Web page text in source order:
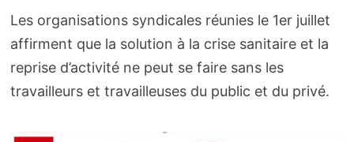
Les organisations syndicales réunies le 1er juillet
affirment que la solution à la crise sanitaire et la
reprise d’activité ne peut se faire sans les
travailleurs et travailleuses du public et du privé.